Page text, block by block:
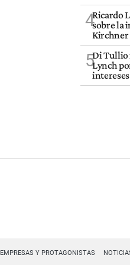
4Ricardo
sobre la
Kirchner
5Di Tullio
Lynch
intereses
EMPRESAS Y PROTAGONISTAS